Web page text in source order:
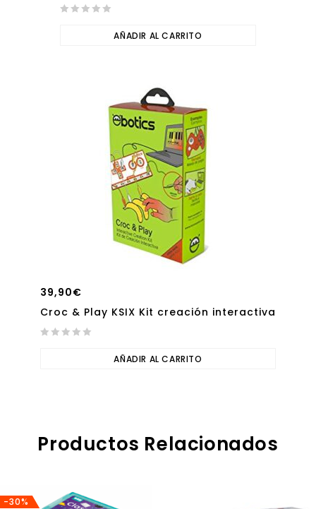
AÑADIR AL CARRITO
39,90€
Croc & Play KSIX Kit creación interactiva
AÑADIR AL CARRITO
Productos Relacionados
-30%